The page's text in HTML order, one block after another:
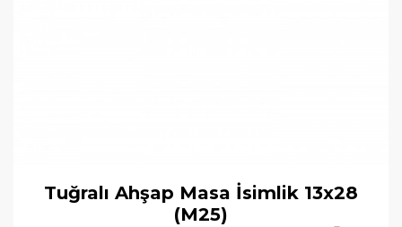
Tuğralı Ahşap Masa İsimlik 13x28
(M25)